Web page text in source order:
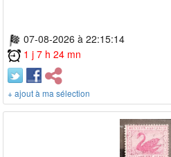
07-08-2026 à 22:15:14
1 j 7 h 24 mn
+ ajout à ma sélection